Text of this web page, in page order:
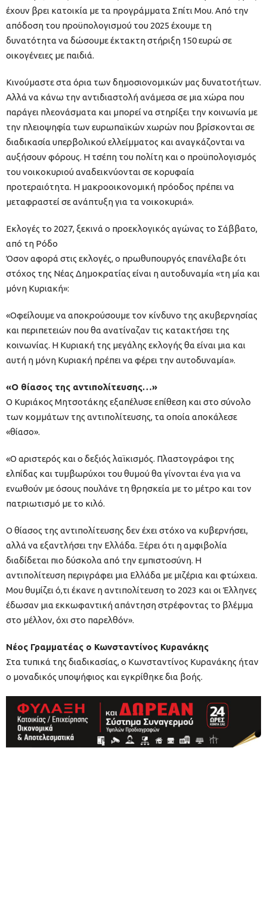
έχουν βρει κατοικία με τα προγράμματα Σπίτι Μου. Από την
απόδοση του προϋπολογισμού του 2025 έχουμε τη
δυνατότητα να δώσουμε έκτακτη στήριξη 150 ευρώ σε
οικογένειες με παιδιά.
Κινούμαστε στα όρια των δημοσιονομικών μας δυνατοτήτων.
Αλλά να κάνω την αντιδιαστολή ανάμεσα σε μια χώρα που
παράγει πλεονάσματα και μπορεί να στηρίξει την κοινωνία με
την πλειοψηφία των ευρωπαϊκών χωρών που βρίσκονται σε
διαδικασία υπερβολικού ελλείμματος και αναγκάζονται να
αυξήσουν φόρους. Η τσέπη του πολίτη και ο προϋπολογισμός
του νοικοκυριού αναδεικνύονται σε κορυφαία
προτεραιότητα. Η μακροοικονομική πρόοδος πρέπει να
μεταφραστεί σε ανάπτυξη για τα νοικοκυριά».
Εκλογές το 2027, ξεκινά ο προεκλογικός αγώνας το Σάββατο,
από τη Ρόδο
Όσον αφορά στις εκλογές, ο πρωθυπουργός επανέλαβε ότι
στόχος της Νέας Δημοκρατίας είναι η αυτοδυναμία «τη μία και
μόνη Κυριακή»:
«Οφείλουμε να αποκρούσουμε τον κίνδυνο της ακυβερνησίας
και περιπετειών που θα ανατίναζαν τις κατακτήσει της
κοινωνίας. Η Κυριακή της μεγάλης εκλογής θα είναι μια και
αυτή η μόνη Κυριακή πρέπει να φέρει την αυτοδυναμία».
«Ο θίασος της αντιπολίτευσης…»
Ο Κυριάκος Μητσοτάκης εξαπέλυσε επίθεση και στο σύνολο
των κομμάτων της αντιπολίτευσης, τα οποία αποκάλεσε
«θίασο».
«Ο αριστερός και ο δεξιός λαϊκισμός. Πλαστογράφοι της
ελπίδας και τυμβωρύχοι του θυμού θα γίνονται ένα για να
ενωθούν με όσους πουλάνε τη θρησκεία με το μέτρο και τον
πατριωτισμό με το κιλό.
Ο θίασος της αντιπολίτευσης δεν έχει στόχο να κυβερνήσει,
αλλά να εξαντλήσει την Ελλάδα. Ξέρει ότι η αμφιβολία
διαδίδεται πιο δύσκολα από την εμπιστοσύνη. Η
αντιπολίτευση περιγράφει μια Ελλάδα με μιζέρια και φτώχεια.
Μου θυμίζει ό,τι έκανε η αντιπολίτευση το 2023 και οι Έλληνες
έδωσαν μια εκκωφαντική απάντηση στρέφοντας το βλέμμα
στο μέλλον, όχι στο παρελθόν».
Νέος Γραμματέας ο Κωνσταντίνος Κυρανάκης
Στα τυπικά της διαδικασίας, ο Κωνσταντίνος Κυρανάκης ήταν
ο μοναδικός υποψήφιος και εγκρίθηκε δια βοής.